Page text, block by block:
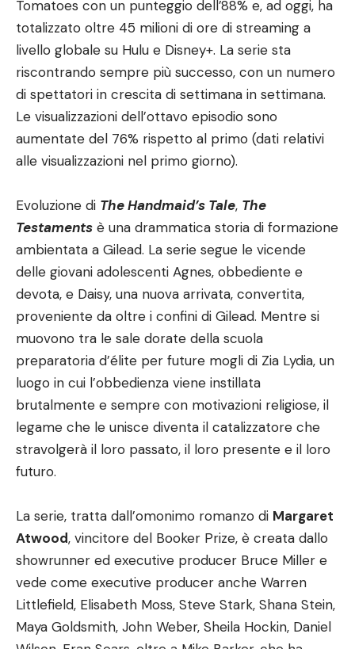
Tomatoes con un punteggio dell’88% e, ad oggi, ha
totalizzato oltre 45 milioni di ore di streaming a
livello globale su Hulu e Disney+. La serie sta
riscontrando sempre più successo, con un numero
di spettatori in crescita di settimana in settimana.
Le visualizzazioni dell’ottavo episodio sono
aumentate del 76% rispetto al primo (dati relativi
alle visualizzazioni nel primo giorno).
Evoluzione di The Handmaid’s Tale, The
Testaments è una drammatica storia di formazione
ambientata a Gilead. La serie segue le vicende
delle giovani adolescenti Agnes, obbediente e
devota, e Daisy, una nuova arrivata, convertita,
proveniente da oltre i confini di Gilead. Mentre si
muovono tra le sale dorate della scuola
preparatoria d’élite per future mogli di Zia Lydia, un
luogo in cui l’obbedienza viene instillata
brutalmente e sempre con motivazioni religiose, il
legame che le unisce diventa il catalizzatore che
stravolgerà il loro passato, il loro presente e il loro
futuro.
La serie, tratta dall’omonimo romanzo di Margaret
Atwood, vincitore del Booker Prize, è creata dallo
showrunner ed executive producer Bruce Miller e
vede come executive producer anche Warren
Littlefield, Elisabeth Moss, Steve Stark, Shana Stein,
Maya Goldsmith, John Weber, Sheila Hockin, Daniel